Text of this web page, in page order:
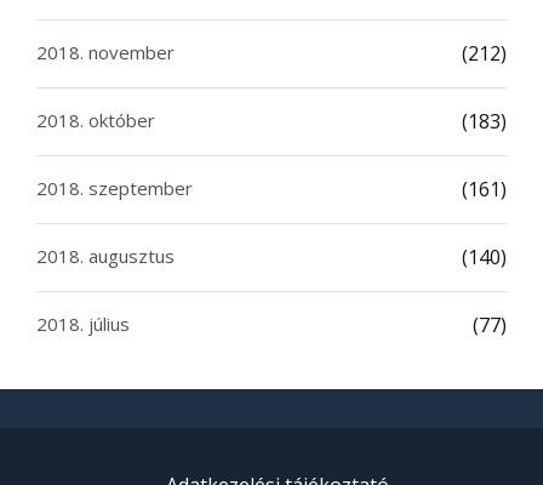
2018. november (212)
2018. október (183)
2018. szeptember (161)
2018. augusztus (140)
2018. július (77)